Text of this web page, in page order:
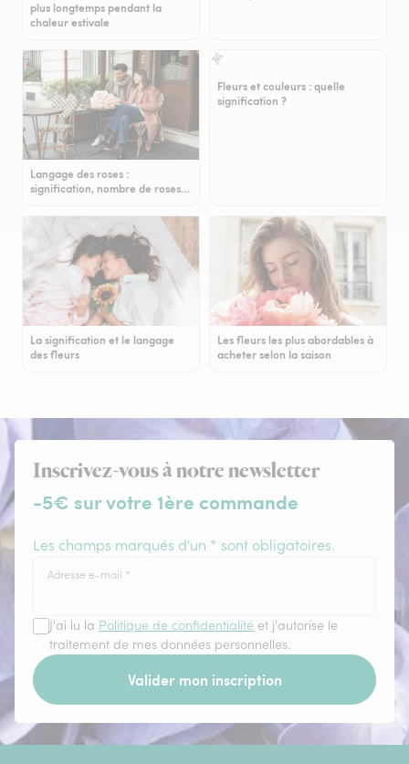
plus longtemps pendant la
chaleur estivale
Langage des roses :
signification, nombre de roses…
Fleurs et couleurs : quelle
signification ?
La signification et le langage
des fleurs
Les fleurs les plus abordables à
acheter selon la saison
Inscrivez-vous à notre newsletter
-5€ sur votre 1ère commande
Les champs marqués d'un * sont obligatoires.
Adresse e-mail *
J'ai lu la Politique de confidentialité et j'autorise le
traitement de mes données personnelles.
Valider mon inscription